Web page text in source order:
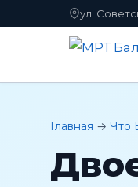
ул.
Главная → Что